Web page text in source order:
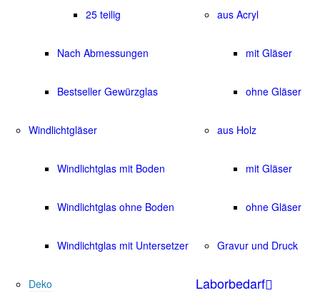
25 teilig
Nach Abmessungen
Bestseller Gewürzglas
Windlichtgläser
Windlichtglas mit Boden
Windlichtglas ohne Boden
Windlichtglas mit Untersetzer
Deko
aus Acryl
mit Gläser
ohne Gläser
aus Holz
mit Gläser
ohne Gläser
Gravur und Druck
Laborbedarf